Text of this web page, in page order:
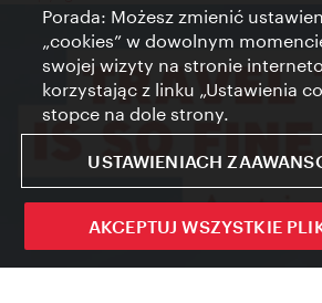
Porada: Możesz zmienić
„cookies” w dowolnym
swojej wizyty na stronie
korzystając z linku „Ustawienia
stopce na dole strony.
USTAWIENIACH
AKCEPTUJ WSZYSTKIE